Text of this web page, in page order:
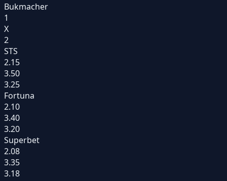
Bukmacher
1
X
2
STS
2.15
3.50
3.25
Fortuna
2.10
3.40
3.20
Superbet
2.08
3.35
3.18